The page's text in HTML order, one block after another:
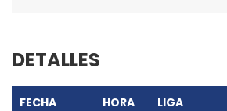
DETALLES
FECHA HORA LIGA